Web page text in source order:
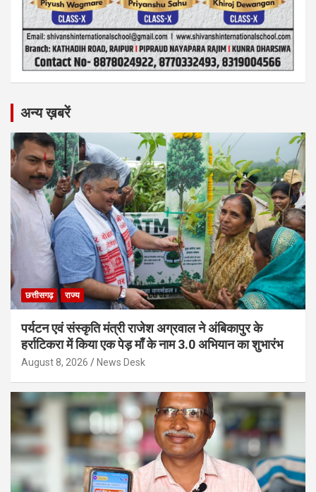
अन्य ख़बरें
छत्तीसगढ़ राज्य
पर्यटन एवं संस्कृति मंत्री राजेश अग्रवाल ने अंबिकापुर के
हर्राटिकरा में किया एक पेड़ माँ के नाम 3.0 अभियान का शुभारंभ
August 8, 2026 News Desk